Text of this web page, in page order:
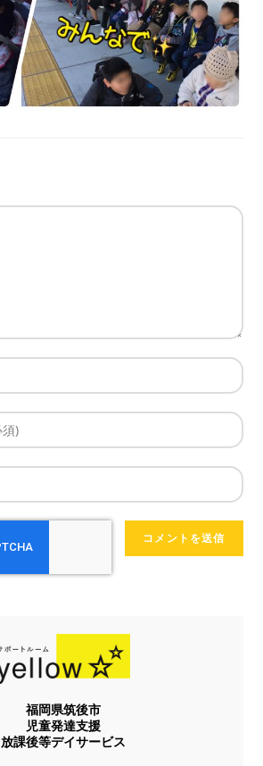
福岡県筑後市
児童発達支援
放課後等デイサービス